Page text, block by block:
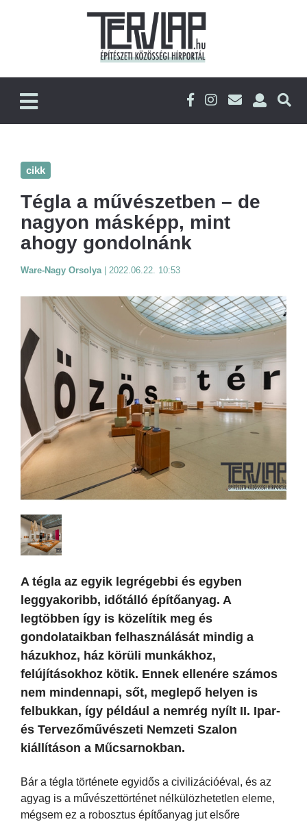
cikk
Tégla a művészetben – de
nagyon másképp, mint
ahogy gondolnánk
Ware-Nagy Orsolya 2022.06.22. 10:53
A tégla az egyik legrégebbi és egyben
leggyakoribb, időtálló építőanyag. A
legtöbben így is közelítik meg és
gondolataikban felhasználását mindig a
házukhoz, ház körüli munkákhoz,
felújításokhoz kötik. Ennek ellenére számos
nem mindennapi, sőt, meglepő helyen is
felbukkan, így például a nemrég nyílt II. Ipar-
és Tervezőművészeti Nemzeti Szalon
kiállításon a Műcsarnokban.
Bár a tégla története egyidős a civilizációéval, és az
agyag is a művészettörténet nélkülözhetetlen eleme,
mégsem ez a robosztus építőanyag jut elsőre